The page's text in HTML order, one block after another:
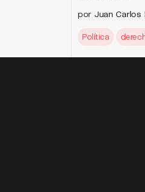
por Juan Carlos
Política